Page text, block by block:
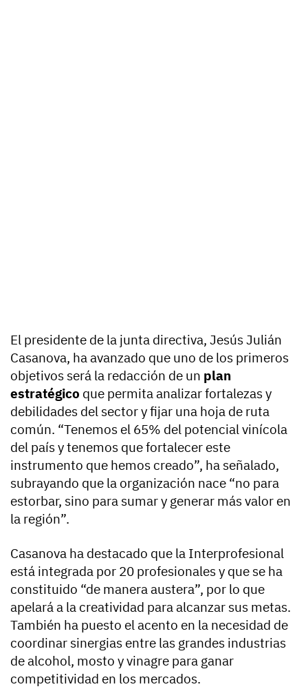
El presidente de la junta directiva, Jesús Julián
Casanova, ha avanzado que uno de los primeros
objetivos será la redacción de un plan
estratégico que permita analizar fortalezas y
debilidades del sector y fijar una hoja de ruta
común. “Tenemos el 65% del potencial vinícola
del país y tenemos que fortalecer este
instrumento que hemos creado”, ha señalado,
subrayando que la organización nace “no para
estorbar, sino para sumar y generar más valor en
la región”.
Casanova ha destacado que la Interprofesional
está integrada por 20 profesionales y que se ha
constituido “de manera austera”, por lo que
apelará a la creatividad para alcanzar sus metas.
También ha puesto el acento en la necesidad de
coordinar sinergias entre las grandes industrias
de alcohol, mosto y vinagre para ganar
competitividad en los mercados.